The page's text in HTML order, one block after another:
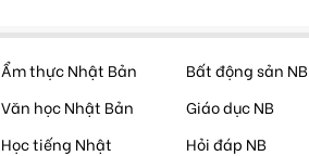
Ẩm thực Nhật Bản
Văn học Nhật Bản
Học tiếng Nhật
Bất động sản NB
Giáo dục NB
Hỏi đáp NB